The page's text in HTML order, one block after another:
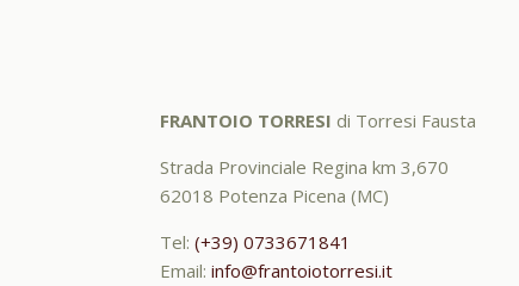
FRANTOIO TORRESI di Torresi Fausta
Strada Provinciale Regina km 3,670
62018 Potenza Picena (MC)
Tel: (+39) 0733671841
Email: info@frantoiotorresi.it